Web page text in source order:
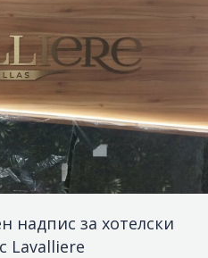
надпис за хотелски
Lavalliere